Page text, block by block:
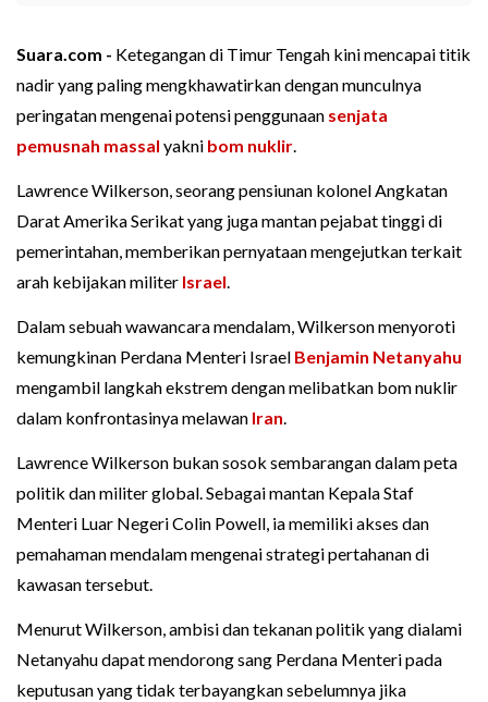
Suara.com - Ketegangan di Timur Tengah kini mencapai titik
nadir yang paling mengkhawatirkan dengan munculnya
peringatan mengenai potensi penggunaan senjata
pemusnah massal yakni bom nuklir.
Lawrence Wilkerson, seorang pensiunan kolonel Angkatan
Darat Amerika Serikat yang juga mantan pejabat tinggi di
pemerintahan, memberikan pernyataan mengejutkan terkait
arah kebijakan militer Israel.
Dalam sebuah wawancara mendalam, Wilkerson menyoroti
kemungkinan Perdana Menteri Israel Benjamin Netanyahu
mengambil langkah ekstrem dengan melibatkan bom nuklir
dalam konfrontasinya melawan Iran.
Lawrence Wilkerson bukan sosok sembarangan dalam peta
politik dan militer global. Sebagai mantan Kepala Staf
Menteri Luar Negeri Colin Powell, ia memiliki akses dan
pemahaman mendalam mengenai strategi pertahanan di
kawasan tersebut.
Menurut Wilkerson, ambisi dan tekanan politik yang dialami
Netanyahu dapat mendorong sang Perdana Menteri pada
keputusan yang tidak terbayangkan sebelumnya jika